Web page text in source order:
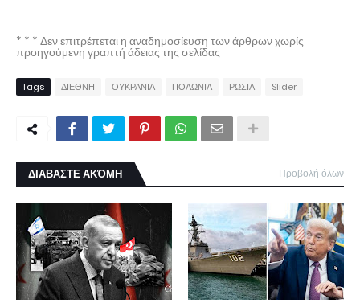
* * * Δεν επιτρέπεται η αναδημοσίευση των άρθρων χωρίς
προηγούμενη γραπτή άδειας της σελίδας
Tags ΔΙΕΘΝΗ ΟΥΚΡΑΝΙΑ ΠΟΛΩΝΙΑ ΡΩΣΙΑ Slider
ΔΙΑΒΑΣΤΕ ΑΚΌΜΗ Προβολή όλων